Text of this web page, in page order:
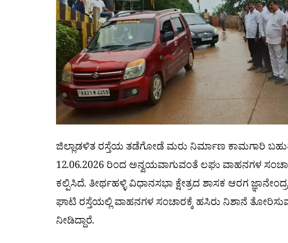
ಜಿಲ್ಲಾಡಳಿತ ರಸ್ತೆಯ ತಡೆಗೋಡೆ ಮರು ನಿರ್ಮಾಣ ಕಾಮಗಾರಿ
12.06.2026 ರಿಂದ ಅನ್ವಯವಾಗುವಂತೆ ಲಘು ವಾಹನಗಳ
ಕಲ್ಪಿಸಿದೆ. ತೀರ್ಥಹಳ್ಳಿ ವಿಧಾನಸಭಾ ಕ್ಷೇತ್ರದ ಶಾಸಕ ಆರಗ
ಘಾಟಿ ರಸ್ತೆಯಲ್ಲಿ ವಾಹನಗಳ ಸಂಚಾರಕ್ಕೆ ಹಸಿರು ನಿಶಾನೆ
ನೀಡಿದ್ದಾರೆ.